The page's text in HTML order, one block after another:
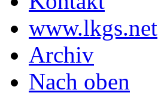
www.lkgs.net
Archiv
Nach oben